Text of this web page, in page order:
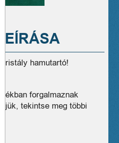
kristály hamutartó!
forgalmaznak
tekintse meg többi